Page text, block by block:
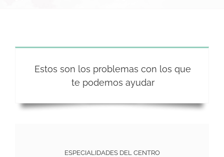
Estos son los problemas con los que
te podemos ayudar
ESPECIALIDADES DEL CENTRO